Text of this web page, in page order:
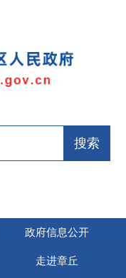
政府信息公开
走进章丘